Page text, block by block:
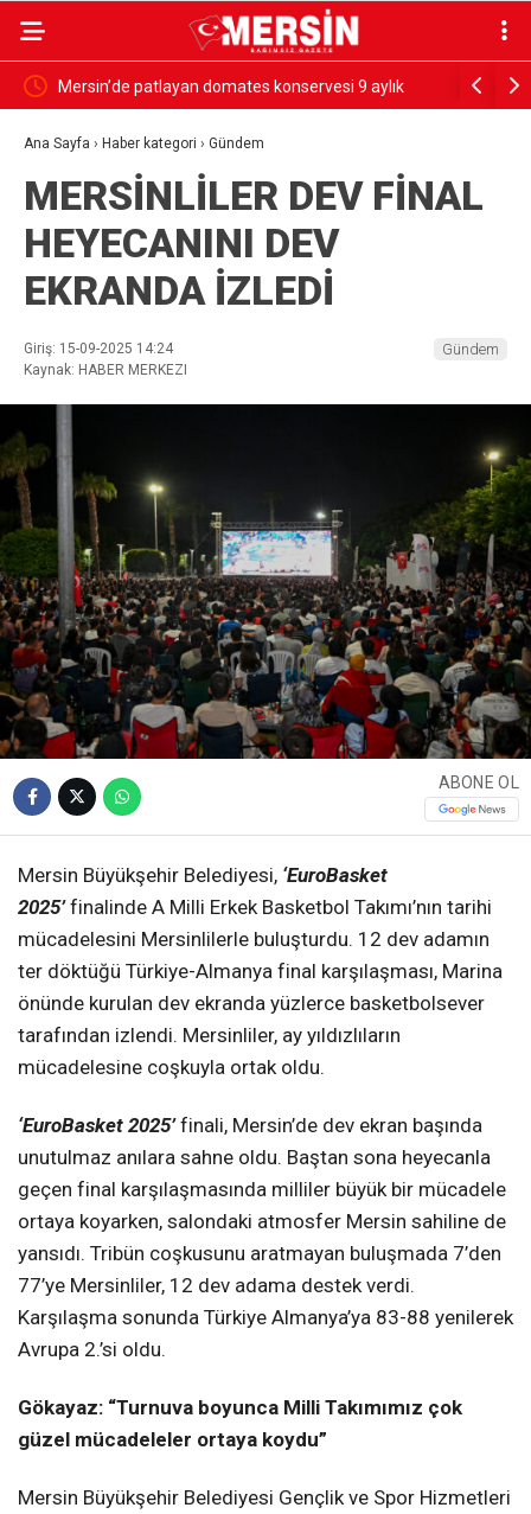
Mersin’de patlayan domates konservesi 9 aylık
bebeği yaktı
SESSİZ
Ana Sayfa › Haber kategori › Gündem
MERSİNLİLER DEV FİNAL
HEYECANINI DEV
EKRANDA İZLEDİ
Giriş: 15-09-2025 14:24
Kaynak: HABER MERKEZI
Gündem
ABONE OL
Mersin Büyükşehir Belediyesi, ‘EuroBasket
2025’finalinde A Milli Erkek Basketbol Takımı’nın tarihi
mücadelesini Mersinlilerle buluşturdu. 12 dev adamın
ter döktüğü Türkiye-Almanya final karşılaşması, Marina
önünde kurulan dev ekranda yüzlerce basketbolsever
tarafından izlendi. Mersinliler, ay yıldızlıların
mücadelesine coşkuyla ortak oldu.
‘EuroBasket 2025’finali, Mersin’de dev ekran başında
unutulmaz anılara sahne oldu. Baştan sona heyecanla
geçen final karşılaşmasında milliler büyük bir mücadele
ortaya koyarken, salondaki atmosfer Mersin sahiline de
yansıdı. Tribün coşkusunu aratmayan buluşmada 7’den
77’ye Mersinliler, 12 dev adama destek verdi.
Karşılaşma sonunda Türkiye Almanya’ya 83-88 yenilerek
Avrupa 2.’si oldu.
Gökayaz: “Turnuva boyunca Milli Takımımız çok
güzel mücadeleler ortaya koydu”
Mersin Büyükşehir Belediyesi Gençlik ve Spor Hizmetleri